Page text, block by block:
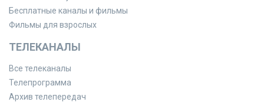
Бесплатные каналы и фильмы
Фильмы для взрослых
ТЕЛЕКАНАЛЫ
Все телеканалы
Телепрограмма
Архив телепередач